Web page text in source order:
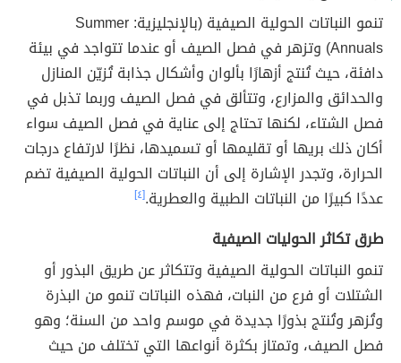
تنمو النباتات الحولية الصيفية (بالإنجليزية:Summer
Annuals) وتزهر في فصل الصيف أو عندما تتواجد في بيئة
دافئة، حيث تُنتج أزهارًا بألوان وأشكال جذابة تُزيّن المنازل
والحدائق والمزارع، وتتألق في فصل الصيف وربما تذبل في
فصل الشتاء، لكنها تحتاج إلى عناية في فصل الصيف سواء
أكان ذلك بريها أو تقليمها أو تسميدها، نظرًا لارتفاع درجات
الحرارة، وتجدر الإشارة إلى أن النباتات الحولية الصيفية تضم
عددًا كبيرًا من النباتات الطبية والعطرية.[٤]
طرق تكاثر الحوليات الصيفية
تنمو النباتات الحولية الصيفية وتتكاثر عن طريق البذور أو
الشتلات أو فرع من النبات، فهذه النباتات تنمو من البذرة
وتُزهر وتُنتج بذورًا جديدة في موسم واحد من السنة؛ وهو
فصل الصيف، وتمتاز بكثرة أنواعها التي تختلف من حيث